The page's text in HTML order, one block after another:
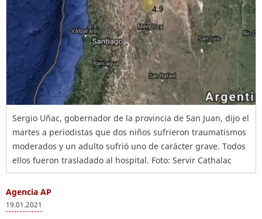
Sergio Uñac, gobernador de la provincia de San Juan, dijo el
martes a periodistas que dos niños sufrieron traumatismos
moderados y un adulto sufrió uno de carácter grave. Todos
ellos fueron trasladado al hospital. Foto: Servir Cathalac
Agencia AP
19.01.2021